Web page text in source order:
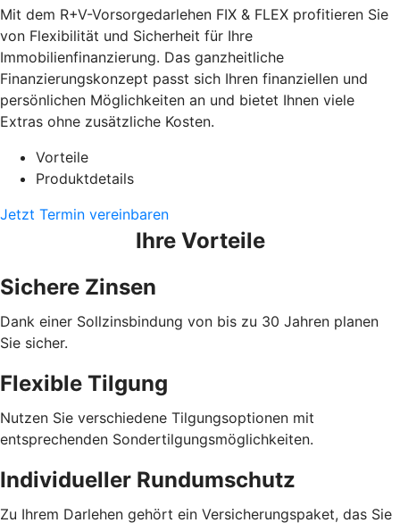
Mit dem R+V-Vorsorgedarlehen FIX & FLEX profitieren Sie
von Flexibilität und Sicherheit für Ihre
Immobilienfinanzierung. Das ganzheitliche
Finanzierungskonzept passt sich Ihren finanziellen und
persönlichen Möglichkeiten an und bietet Ihnen viele
Extras ohne zusätzliche Kosten.
Vorteile
Produktdetails
Jetzt Termin vereinbaren
Ihre Vorteile
Sichere Zinsen
Dank einer Sollzinsbindung von bis zu 30 Jahren planen
Sie sicher.
Flexible Tilgung
Nutzen Sie verschiedene Tilgungsoptionen mit
entsprechenden Sondertilgungsmöglichkeiten.
Individueller Rundumschutz
Zu Ihrem Darlehen gehört ein Versicherungspaket, das Sie